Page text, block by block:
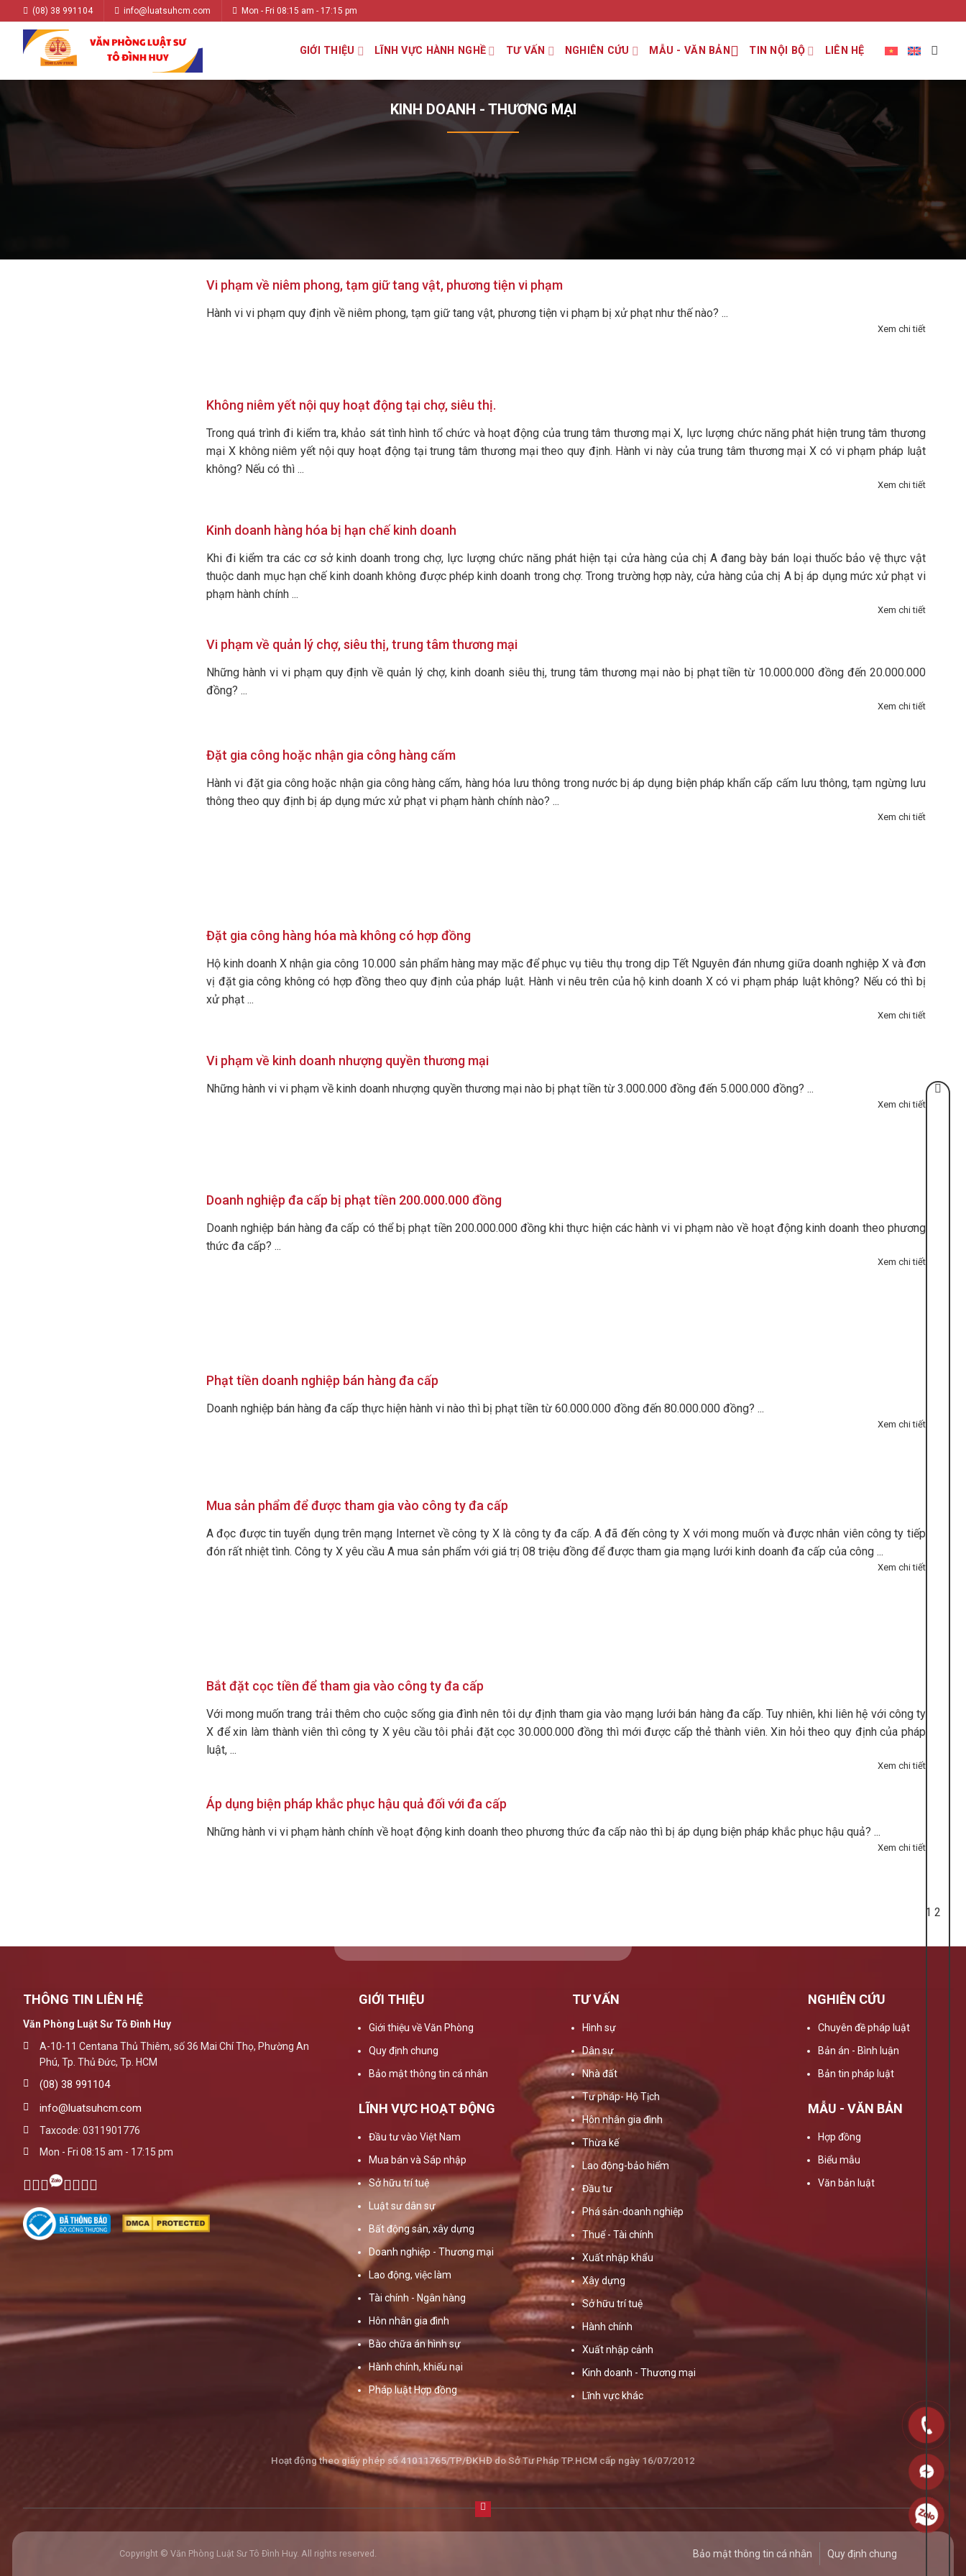
(08) 38 991104 info@luatsuhcm.com Mon - Fri 08:15 am - 17:15 pm
GIỚI THIỆU LĨNH VỰC HÀNH NGHỀ TƯ VẤN NGHIÊN CỨU MẪU - VĂN BẢN TIN NỘI BỘ LIÊN HỆ
KINH DOANH - THƯƠNG MẠI
Vi phạm về niêm phong, tạm giữ tang vật, phương tiện vi phạm
Hành vi vi phạm quy định về niêm phong, tạm giữ tang vật, phương tiện vi phạm bị xử phạt như thế nào? ...
Xem chi tiết
Không niêm yết nội quy hoạt động tại chợ, siêu thị.
Trong quá trình đi kiểm tra, khảo sát tình hình tổ chức và hoạt động của trung tâm thương mại X, lực lượng chức năng phát hiện trung tâm thương
mại X không niêm yết nội quy hoạt động tại trung tâm thương mại theo quy định. Hành vi này của trung tâm thương mại X có vi phạm pháp luật
không? Nếu có thì ...
Xem chi tiết
Kinh doanh hàng hóa bị hạn chế kinh doanh
Khi đi kiểm tra các cơ sở kinh doanh trong chợ, lực lượng chức năng phát hiện tại cửa hàng của chị A đang bày bán loại thuốc bảo vệ thực vật
thuộc danh mục hạn chế kinh doanh không được phép kinh doanh trong chợ. Trong trường hợp này, cửa hàng của chị A bị áp dụng mức xử phạt vi
phạm hành chính ...
Xem chi tiết
Vi phạm về quản lý chợ, siêu thị, trung tâm thương mại
Những hành vi vi phạm quy định về quản lý chợ, kinh doanh siêu thị, trung tâm thương mại nào bị phạt tiền từ 10.000.000 đồng đến 20.000.000
đồng? ...
Xem chi tiết
Đặt gia công hoặc nhận gia công hàng cấm
Hành vi đặt gia công hoặc nhận gia công hàng cấm, hàng hóa lưu thông trong nước bị áp dụng biện pháp khẩn cấp cấm lưu thông, tạm ngừng lưu
thông theo quy định bị áp dụng mức xử phạt vi phạm hành chính nào? ...
Xem chi tiết
Đặt gia công hàng hóa mà không có hợp đồng
Hộ kinh doanh X nhận gia công 10.000 sản phẩm hàng may mặc để phục vụ tiêu thụ trong dịp Tết Nguyên đán nhưng giữa doanh nghiệp X và đơn
vị đặt gia công không có hợp đồng theo quy định của pháp luật. Hành vi nêu trên của hộ kinh doanh X có vi phạm pháp luật không? Nếu có thì bị
xử phạt ...
Xem chi tiết
Vi phạm về kinh doanh nhượng quyền thương mại
Những hành vi vi phạm về kinh doanh nhượng quyền thương mại nào bị phạt tiền từ 3.000.000 đồng đến 5.000.000 đồng? ...
Xem chi tiết
Doanh nghiệp đa cấp bị phạt tiền 200.000.000 đồng
Doanh nghiệp bán hàng đa cấp có thể bị phạt tiền 200.000.000 đồng khi thực hiện các hành vi vi phạm nào về hoạt động kinh doanh theo phương
thức đa cấp? ...
Xem chi tiết
Phạt tiền doanh nghiệp bán hàng đa cấp
Doanh nghiệp bán hàng đa cấp thực hiện hành vi nào thì bị phạt tiền từ 60.000.000 đồng đến 80.000.000 đồng? ...
Xem chi tiết
Mua sản phẩm để được tham gia vào công ty đa cấp
A đọc được tin tuyển dụng trên mạng Internet về công ty X là công ty đa cấp. A đã đến công ty X với mong muốn và được nhân viên công ty tiếp
đón rất nhiệt tình. Công ty X yêu cầu A mua sản phẩm với giá trị 08 triệu đồng để được tham gia mạng lưới kinh doanh đa cấp của công ...
Xem chi tiết
Bắt đặt cọc tiền để tham gia vào công ty đa cấp
Với mong muốn trang trải thêm cho cuộc sống gia đình nên tôi dự định tham gia vào mạng lưới bán hàng đa cấp. Tuy nhiên, khi liên hệ với công ty
X để xin làm thành viên thì công ty X yêu cầu tôi phải đặt cọc 30.000.000 đồng thì mới được cấp thẻ thành viên. Xin hỏi theo quy định của pháp
luật, ...
Xem chi tiết
Áp dụng biện pháp khắc phục hậu quả đối với đa cấp
Những hành vi vi phạm hành chính về hoạt động kinh doanh theo phương thức đa cấp nào thì bị áp dụng biện pháp khắc phục hậu quả? ...
Xem chi tiết
1 2
THÔNG TIN LIÊN HỆ
Văn Phòng Luật Sư Tô Đình Huy
A-10-11 Centana Thủ Thiêm, số 36 Mai Chí Thọ, Phường An
Phú, Tp. Thủ Đức, Tp. HCM
(08) 38 991104
info@luatsuhcm.com
Taxcode: 0311901776
Mon - Fri 08:15 am - 17:15 pm
GIỚI THIỆU
Giới thiệu về Văn Phòng
Quy định chung
Bảo mật thông tin cá nhân
LĨNH VỰC HOẠT ĐỘNG
Đầu tư vào Việt Nam
Mua bán và Sáp nhập
Sở hữu trí tuệ
Luật sư dân sự
Bất động sản, xây dựng
Doanh nghiệp - Thương mại
Lao động, việc làm
Tài chính - Ngân hàng
Hôn nhân gia đình
Bào chữa án hình sự
Hành chính, khiếu nại
Pháp luật Hợp đồng
TƯ VẤN
Hình sự
Dân sự
Nhà đất
Tư pháp- Hộ Tịch
Hôn nhân gia đình
Thừa kế
Lao động-bảo hiểm
Đầu tư
Phá sản-doanh nghiệp
Thuế - Tài chính
Xuất nhập khẩu
Xây dựng
Sở hữu trí tuệ
Hành chính
Xuất nhập cảnh
Kinh doanh - Thương mại
Lĩnh vực khác
NGHIÊN CỨU
Chuyên đề pháp luật
Bản án - Bình luận
Bản tin pháp luật
MẪU - VĂN BẢN
Hợp đồng
Biểu mẫu
Văn bản luật
Hoạt động theo giấy phép số 41011765/TP/ĐKHĐ do Sở Tư Pháp TP.HCM cấp ngày 16/07/2012
Bảo mật thông tin cá nhân Quy định chung
Copyright © Văn Phòng Luật Sư Tô Đình Huy. All rights reserved.